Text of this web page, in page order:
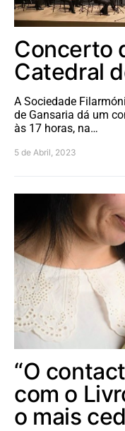
Concerto
Catedral
A Sociedade
de Gansaria dá um
às 17 horas, na…
5 de Abril, 2023
“O
com o
o mais